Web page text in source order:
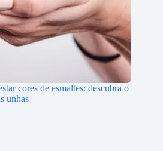
cores de esmaltes: descubra o
unhas